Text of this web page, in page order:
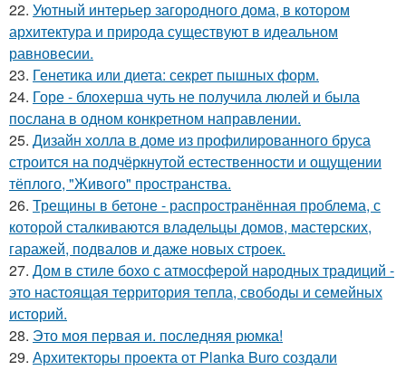
22. Уютный интерьер загородного дома, в котором
архитектура и природа существуют в идеальном
равновесии.
23. Генетика или диета: секрет пышных форм.
24. Горе - блохерша чуть не получила люлей и была
послана в одном конкретном направлении.
25. Дизайн холла в доме из профилированного бруса
строится на подчёркнутой естественности и ощущении
тёплого, "Живого" пространства.
26. Трещины в бетоне - распространённая проблема, с
которой сталкиваются владельцы домов, мастерских,
гаражей, подвалов и даже новых строек.
27. Дом в стиле бохо с атмосферой народных традиций -
это настоящая территория тепла, свободы и семейных
историй.
28. Это моя первая и. последняя рюмка!
29. Архитекторы проекта от Planka Buro создали